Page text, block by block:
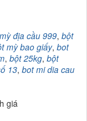
địa cầu 999, bột
mỳ bao giấy, bot
, bột 25kg, bột
13, bot mi dia cau
giá